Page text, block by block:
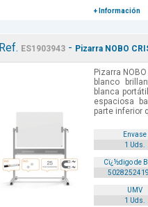
+ Información
Ref. ES1903943 - Pizarra NOBO
Pizarra
blanco
blanca
espaciosa
parte inferior
Envase
1 Uds.
Cï¿½digo de
UMV
1 Uds.